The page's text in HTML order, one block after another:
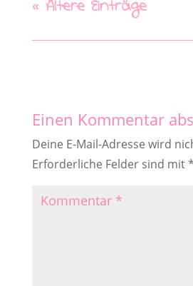
« Ältere Einträge
Einen Kommentar
Deine E-Mail-Adresse wird
Erforderliche Felder sind mit*